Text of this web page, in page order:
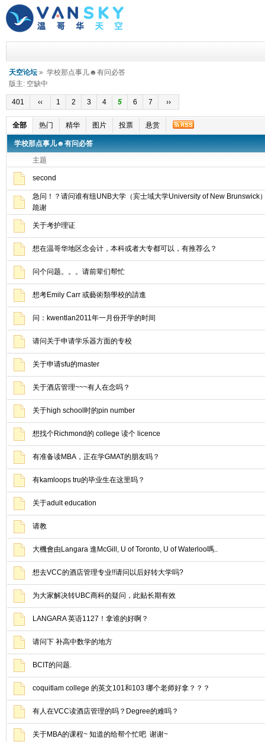
天空论坛 » 学校那点事儿☻有问必答
版主: 空缺中
401 ‹‹ 1 2 3 4 5 6 7 ››
全部 热门 精华 图片 投票 悬赏
学校那点事儿☻有问必答
主题
second
急问！？请问谁有纽UNB大学（宾士域大学University of New Brunswick
跪谢
关于考护理证
想在温哥华地区念会计，本科或者大专都可以，有推荐么？
问个问题。。。请前辈们帮忙
想考Emily Carr 或藝術類學校的請進
问：kwentlan2011年一月份开学的时间
请问关于申请学乐器方面的专校
关于申请sfu的master
关于酒店管理~~~有人在念吗？
关于high school时的pin number
想找个Richmond的 college 读个 licence
有准备读MBA，正在学GMAT的朋友吗？
有kamloops tru的毕业生在这里吗？
关于adult education
请教
大機會由Langara 進McGill, U of Toronto, U of Waterloo嗎..
想去VCC的酒店管理专业!!请问以后好转大学吗?
为大家解决转UBC商科的疑问，此贴长期有效
LANGARA 英语1127！拿谁的好啊？
请问下 补高中数学的地方
BCIT的问题.
coquitlam college 的英文101和103 哪个老师好拿？？？
有人在VCC读酒店管理的吗？Degree的难吗？
关于MBA的课程~ 知道的给帮个忙吧 谢谢~